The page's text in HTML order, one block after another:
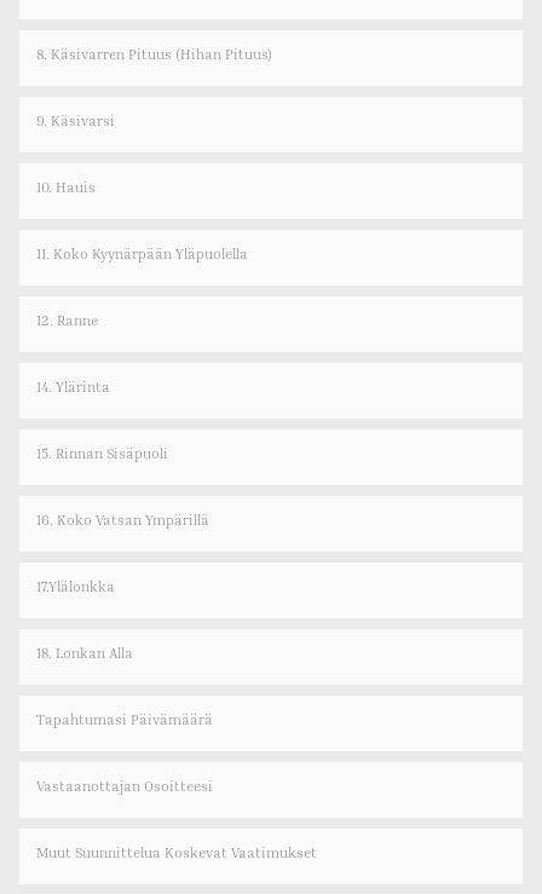
8. Käsivarren Pituus (hihan Pituus)
9. Käsivarsi
10. Hauis
11. Koko Kyynärpään Yläpuolella
12. Ranne
14. Ylärinta
15. Rinnan Sisäpuoli
16. Koko Vatsan Ympärillä
17.Ylälonkka
18. Lonkan Alla
Tapahtumasi Päivämäärä
Vastaanottajan Osoitteesi
Muut Suunnittelua Koskevat Vaatimukset